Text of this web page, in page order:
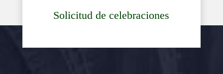
Solicitud de celebraciones